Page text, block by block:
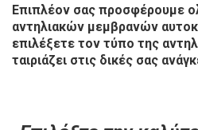
Επιπλέον σας προσφέρουμε
αντηλιακών μεμβρανών
επιλέξετε τον τύπο της
ταιριάζει στις δικές σας